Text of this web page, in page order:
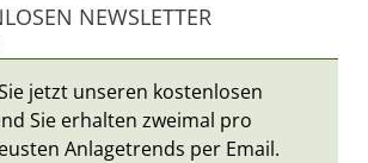
NEWSLETTER
jetzt unseren kostenlosen
Sie erhalten zweimal pro
Anlagetrends per Email.